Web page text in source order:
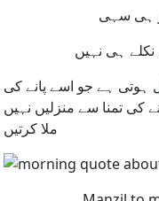
ہی سہی
ہی نہیں
ہے جو اسے پانے کی
کی تمنا سے منزلیں نہیں
ملا کرتیں